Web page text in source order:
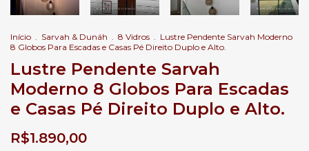
Início . Sarvah & Dunáh . 8 Vidros . Lustre Pendente Sarvah Moderno
8 Globos Para Escadas e Casas Pé Direito Duplo e Alto.
Lustre Pendente Sarvah
Moderno 8 Globos Para Escadas
e Casas Pé Direito Duplo e Alto.
R$1.890,00